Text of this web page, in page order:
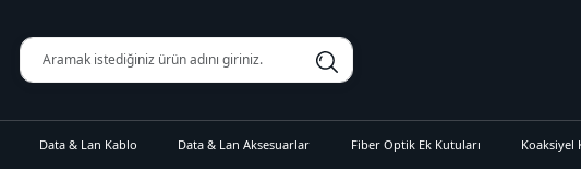
Data & Lan Kablo Data & Lan Aksesuarlar Fiber Optik Ek Kutuları Koaksiyel